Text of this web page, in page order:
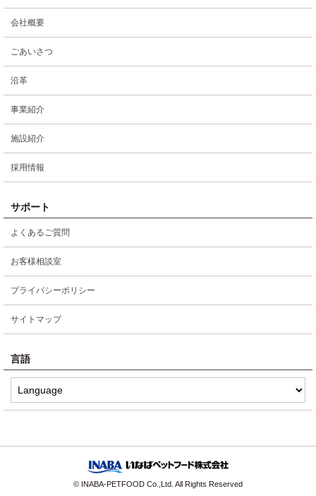
会社概要
ごあいさつ
沿革
事業紹介
施設紹介
採用情報
サポート
よくあるご質問
お客様相談室
プライバシーポリシー
サイトマップ
言語
© INABA-PETFOOD Co.,Ltd. All Rights Reserved